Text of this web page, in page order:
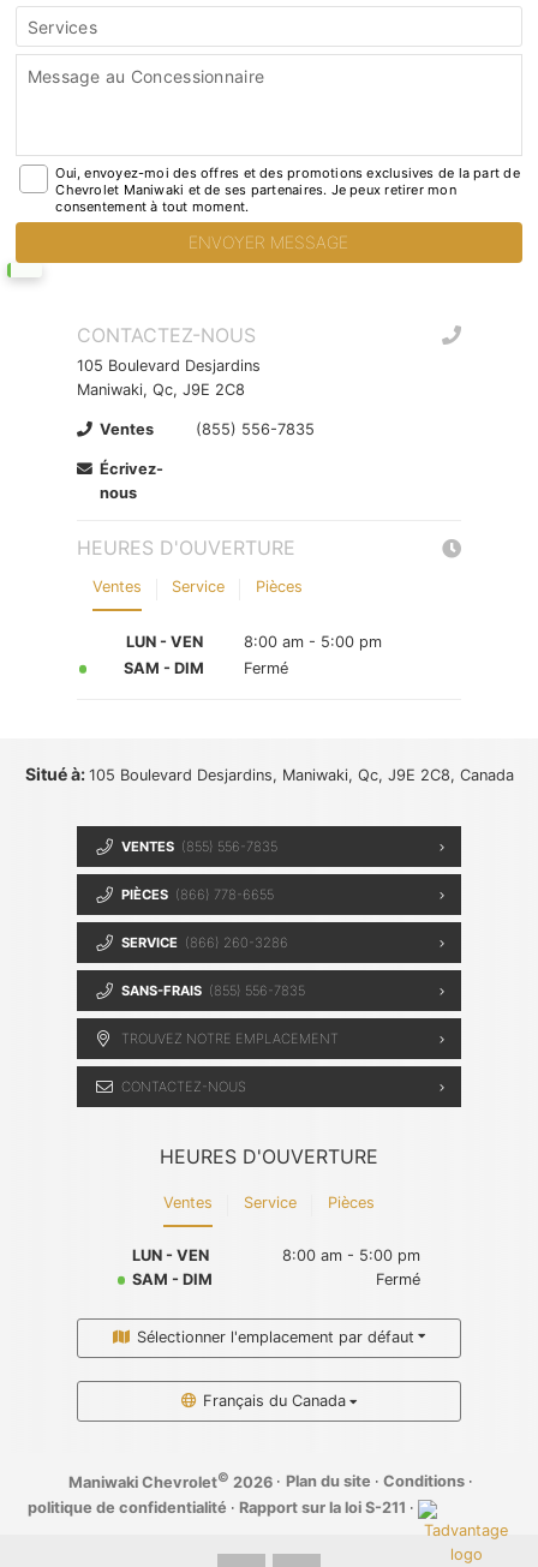
Services
Message au Concessionnaire
Oui, envoyez-moi des offres et des promotions exclusives de la part de
Chevrolet Maniwaki et de ses partenaires. Je peux retirer mon
consentement à tout moment.
CONTACTEZ-NOUS
105 Boulevard Desjardins
Maniwaki, Qc, J9E 2C8
Ventes (855) 556-7835
Écrivez-
nous
HEURES D'OUVERTURE
Ventes Service Pièces
LUN - VEN
8:00 am - 5:00 pm
SAM - DIM
Fermé
Situé à: 105 Boulevard Desjardins, Maniwaki, Qc, J9E 2C8, Canada
VENTES (855) 556-7835
PIÈCES (866) 778-6655
SERVICE (866) 260-3286
SANS-FRAIS (855) 556-7835
TROUVEZ NOTRE EMPLACEMENT
CONTACTEZ-NOUS
HEURES D'OUVERTURE
Ventes Service Pièces
LUN - VEN
8:00 am - 5:00 pm
SAM - DIM
Fermé
Sélectionner l'emplacement par défaut
Français du Canada
Maniwaki Chevrolet© 2026 · Plan du site · Conditions ·
politique de confidentialité · Rapport sur la loi S-211 ·